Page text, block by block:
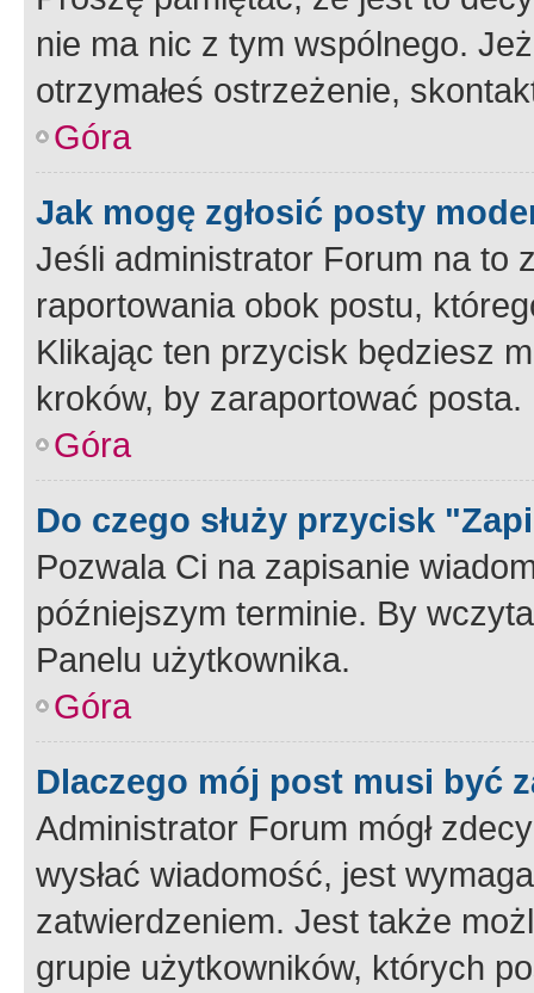
nie ma nic z tym wspólnego.
otrzymałeś ostrzeżenie,
Góra
Jak mogę zgłosić posty
Jeśli administrator Forum na to
raportowania obok postu,
Klikając ten przycisk będziesz
kroków, by zaraportować posta.
Góra
Do czego służy przycisk
Pozwala Ci na zapisanie
późniejszym terminie. By
Panelu użytkownika.
Góra
Dlaczego mój post musi być
Administrator Forum mógł
wysłać wiadomość, jest
zatwierdzeniem. Jest także
grupie użytkowników, których